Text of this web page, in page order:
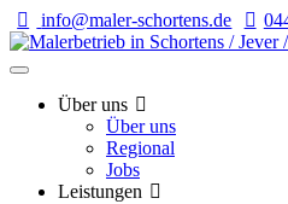
info@maler-schortens.de
Über uns
Über uns
Regional
Jobs
Leistungen